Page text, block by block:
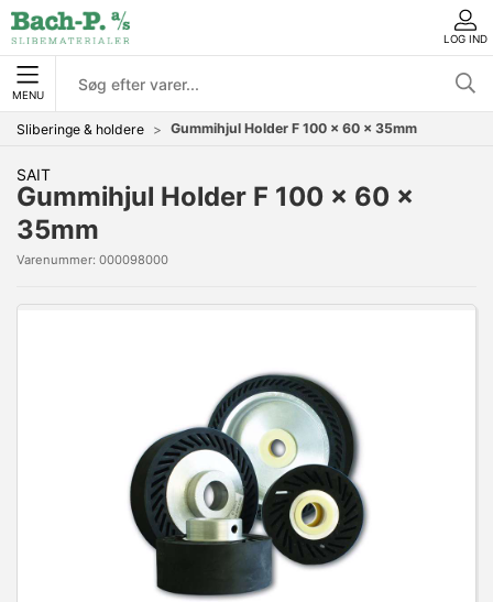
LOG IND
MENU
Sliberinge & holdere Gummihjul Holder F 100 x 60 x 35mm
SAIT
Gummihjul Holder F 100 x 60 x
35mm
Varenummer: 000098000